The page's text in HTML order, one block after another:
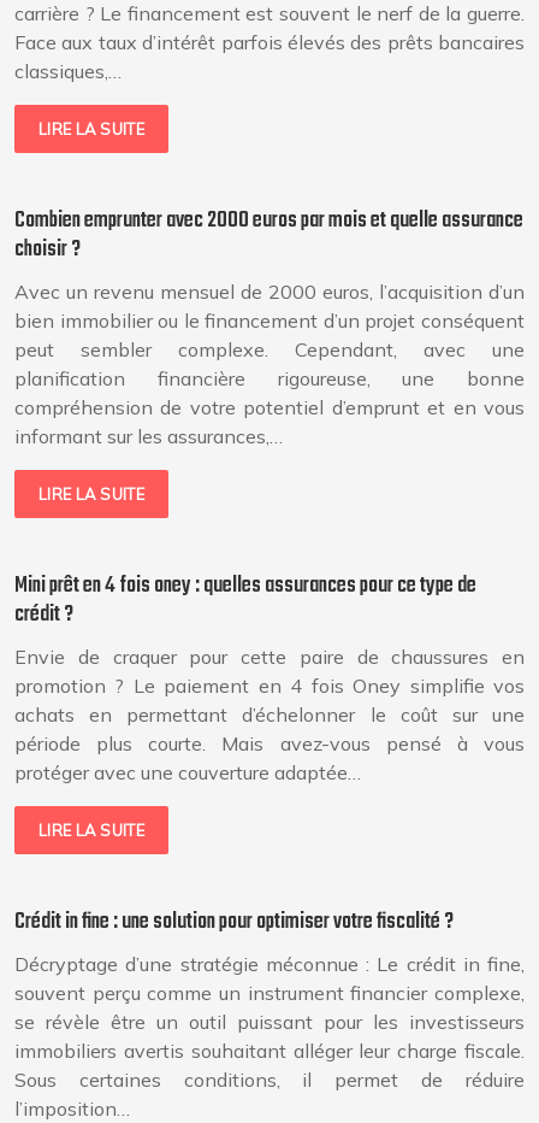
carrière ? Le financement est souvent le nerf de la guerre.
Face aux taux d’intérêt parfois élevés des prêts bancaires
classiques,…
LIRE LA SUITE
Combien emprunter avec 2000 euros par mois et quelle assurance
choisir ?
Avec un revenu mensuel de 2000 euros, l’acquisition d’un
bien immobilier ou le financement d’un projet conséquent
peut sembler complexe. Cependant, avec une
planification financière rigoureuse, une bonne
compréhension de votre potentiel d’emprunt et en vous
informant sur les assurances,…
LIRE LA SUITE
Mini prêt en 4 fois oney : quelles assurances pour ce type de
crédit ?
Envie de craquer pour cette paire de chaussures en
promotion ? Le paiement en 4 fois Oney simplifie vos
achats en permettant d’échelonner le coût sur une
période plus courte. Mais avez-vous pensé à vous
protéger avec une couverture adaptée…
LIRE LA SUITE
Crédit in fine : une solution pour optimiser votre fiscalité ?
Décryptage d’une stratégie méconnue : Le crédit in fine,
souvent perçu comme un instrument financier complexe,
se révèle être un outil puissant pour les investisseurs
immobiliers avertis souhaitant alléger leur charge fiscale.
Sous certaines conditions, il permet de réduire
l’imposition…